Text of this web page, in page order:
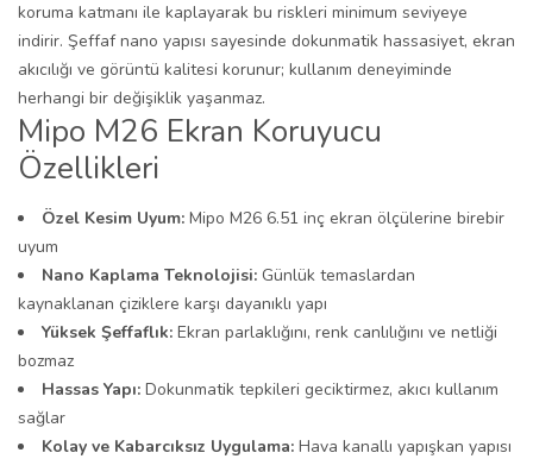
koruma katmanı ile kaplayarak bu riskleri minimum seviyeye
indirir. Şeffaf nano yapısı sayesinde dokunmatik hassasiyet, ekran
akıcılığı ve görüntü kalitesi korunur; kullanım deneyiminde
herhangi bir değişiklik yaşanmaz.
Mipo M26 Ekran Koruyucu
Özellikleri
Özel Kesim Uyum: Mipo M26 6.51 inç ekran ölçülerine birebir
uyum
Nano Kaplama Teknolojisi: Günlük temaslardan
kaynaklanan çiziklere karşı dayanıklı yapı
Yüksek Şeffaflık: Ekran parlaklığını, renk canlılığını ve netliği
bozmaz
Hassas Yapı: Dokunmatik tepkileri geciktirmez, akıcı kullanım
sağlar
Kolay ve Kabarcıksız Uygulama: Hava kanallı yapışkan yapısı